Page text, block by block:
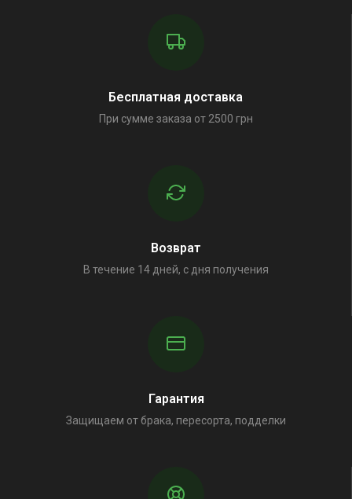
Бесплатная доставка
При сумме заказа от 2500 грн
Возврат
В течение 14 дней, с дня получения
Гарантия
Защищаем от брака, пересорта, подделки